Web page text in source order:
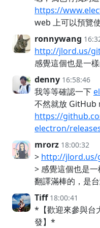
https://
web 上可以預覽
ronnywang
http://jlord.us/
感覺這個也是一
denny 16:58:46
我等等確認一下
不然就放 GitHub
https://
electron/
mrorz 18:00:32
> http://jlord.us/
> 感覺這個也是一
翻譯滿棒的，是
Tiff 18:00:41
*【歡迎來參與台
發】*